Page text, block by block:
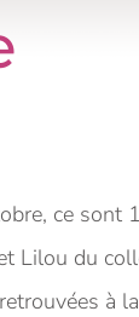
ce sont
Lilou du
à